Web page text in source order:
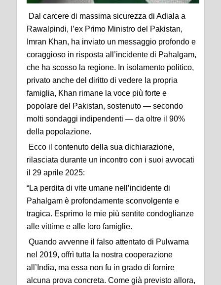
Dal carcere di massima sicurezza di Adiala a
Rawalpindi, l’ex Primo Ministro del Pakistan,
Imran Khan, ha inviato un messaggio profondo e
coraggioso in risposta all’incidente di Pahalgam,
che ha scosso la regione. In isolamento politico,
privato anche del diritto di vedere la propria
famiglia, Khan rimane la voce più forte e
popolare del Pakistan, sostenuto — secondo
molti sondaggi indipendenti — da oltre il 90%
della popolazione.
Ecco il contenuto della sua dichiarazione,
rilasciata durante un incontro con i suoi avvocati
il 29 aprile 2025:
“La perdita di vite umane nell’incidente di
Pahalgam è profondamente sconvolgente e
tragica. Esprimo le mie più sentite condoglianze
alle vittime e alle loro famiglie.
Quando avvenne il falso attentato di Pulwama
nel 2019, offrì tutta la nostra cooperazione
all’India, ma essa non fu in grado di fornire
alcuna prova concreta. Come già previsto allora,